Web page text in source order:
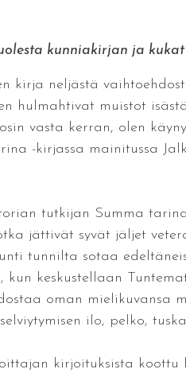
kunniakirjan ja
neljästä
hulmahtivat muistot
vasta kerran, olen
-kirjassa mainitussa
tutkijan Summa
jättivät syvät jäljet
tunnilta sotaa
keskustellaan
oman mielikuvansa
ilo, pelko,
kirjoituksista koottu